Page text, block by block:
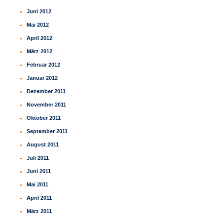
Juni 2012
Mai 2012
April 2012
März 2012
Februar 2012
Januar 2012
Dezember 2011
November 2011
Oktober 2011
September 2011
August 2011
Juli 2011
Juni 2011
Mai 2011
April 2011
März 2011